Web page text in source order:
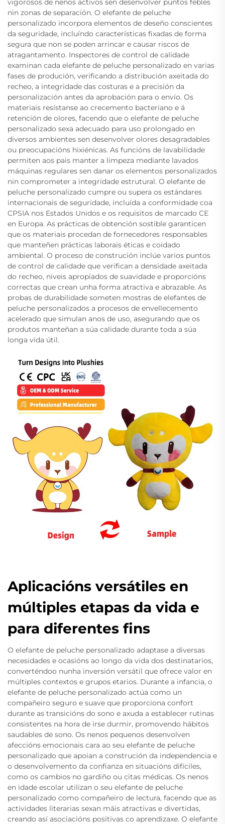
vigorosos de nenos activos sen desenvolver puntos febles
nin zonas de separación. O elefante de peluche
personalizado incorpora elementos de deseño conscientes
da seguridade, incluíndo características fixadas de forma
segura que non se poden arrincar e causar riscos de
atragantamento. Inspectores de control de calidade
examinan cada elefante de peluche personalizado en varias
fases de produción, verificando a distribución axeitada do
recheo, a integridade das costuras e a precisión da
personalización antes da aprobación para o envío. Os
materiais resístanse ao crecemento bacteriano e á
retención de olores, facendo que o elefante de peluche
personalizado sexa adecuado para uso prolongado en
diversos ambientes sen desenvolver olores desagradables
ou preocupacións hixiénicas. As funcións de lavabilidade
permiten aos pais manter a limpeza mediante lavados
máquinas regulares sen danar os elementos personalizados
nin comprometer a integridade estrutural. O elefante de
peluche personalizado cumpre ou supera os estándares
internacionais de seguridade, incluída a conformidade coa
CPSIA nos Estados Unidos e os requisitos de marcado CE
en Europa. As prácticas de obtención sostible garanticen
que os materiais procedan de fornecedores responsables
que manteñen prácticas laborais éticas e coidado
ambiental. O proceso de construción inclúe varios puntos
de control de calidade que verifican a densidade axeitada
do recheo, niveis apropiados de suavidade e proporcións
correctas que crean unha forma atractiva e abrazable. As
probas de durabilidade someten mostras de elefantes de
peluche personalizados a procesos de envellecemento
acelerado que simulan anos de uso, asegurando que os
produtos manteñan a súa calidade durante toda a súa
longa vida útil.
Aplicacións versátiles en
múltiples etapas da vida e
para diferentes fins
O elefante de peluche personalizado adaptase a diversas
necesidades e ocasións ao longo da vida dos destinatarios,
converténdoo nunha inversión versátil que ofrece valor en
múltiples contextos e grupos etarios. Durante a infancia, o
elefante de peluche personalizado actúa como un
compañeiro seguro e suave que proporciona confort
durante as transicións do sono e axuda a establecer rutinas
consistentes na hora de irse durmir, promovendo hábitos
saudables de sono. Os nenos pequenos desenvolven
afeccións emocionais cara ao seu elefante de peluche
personalizado que apoian a construción da independencia e
o desenvolvemento da confianza en situacións difíciles,
como os cambios no gardiño ou citas médicas. Os nenos
en idade escolar utilizan o seu elefante de peluche
personalizado como compañeiro de lectura, facendo que as
actividades literarias sexan máis atractivas e divertidas,
creando así asociacións positivas co aprendizaxe. O elefante